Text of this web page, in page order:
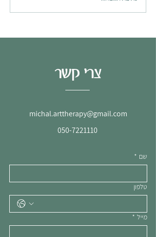
צרי קשר
michal.arttherapy@gmail.com
050-7221110
שם *
טלפון
מייל *